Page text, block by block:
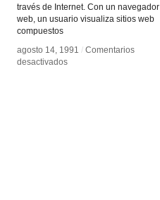
través de Internet. Con un navegador
web, un usuario visualiza sitios web
compuestos
agosto 14, 1991 / Comentarios
desactivadosen
agosto 14, 1991 / Comentarios
desactivadosen